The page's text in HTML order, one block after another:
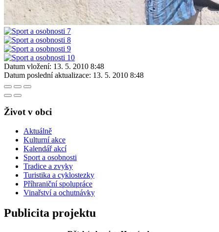
Datum vložení: 13. 5. 2010 8:48
Datum poslední aktualizace: 13. 5. 2010 8:48
Život v obci
Aktuálně
Kulturní akce
Kalendář akcí
Sport a osobnosti
Tradice a zvyky
Turistika a cyklostezky
Příhraniční spolupráce
Vinařství a ochutnávky
Publicita projektu